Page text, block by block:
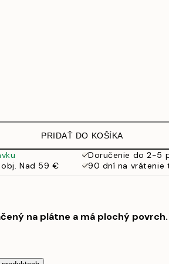
PRIDAŤ DO KOŠÍKA
Doručenie do 2-5
Nad 59 €
90 dní na vrátenie
na plátne a má plochý povrch.